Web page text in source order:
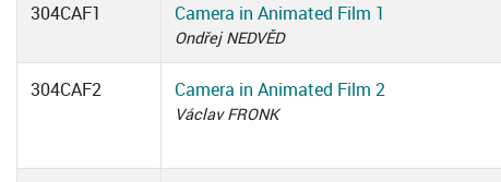
304CAF1 Camera in Animated Film 1
Ondřej NEDVĚD
304CAF2 Camera in Animated Film 2
Václav FRONK